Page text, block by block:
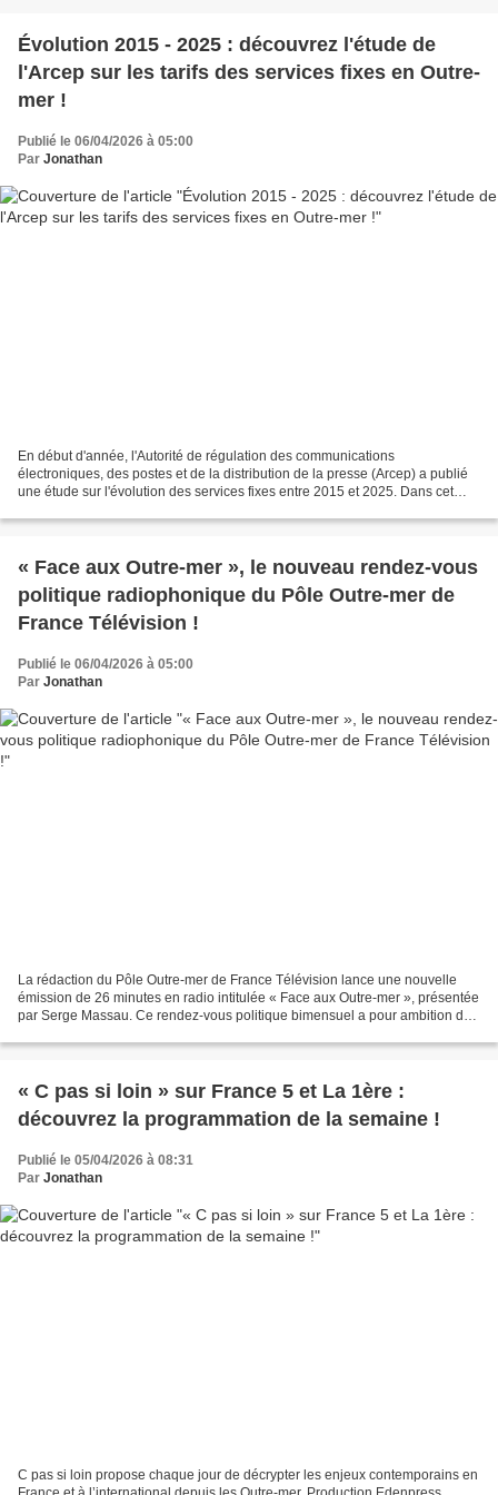
Évolution 2015 - 2025 : découvrez l'étude de
l'Arcep sur les tarifs des services fixes en Outre-
mer !
Publié le 06/04/2026 à 05:00
Par Jonathan
En début d'année, l'Autorité de régulation des communications
électroniques, des postes et de la distribution de la presse (Arcep) a publié
une étude sur l'évolution des services fixes entre 2015 et 2025. Dans cet
« Face aux Outre-mer », le nouveau rendez-vous
politique radiophonique du Pôle Outre-mer de
France Télévision !
Publié le 06/04/2026 à 05:00
Par Jonathan
La rédaction du Pôle Outre-mer de France Télévision lance une nouvelle
émission de 26 minutes en radio intitulée « Face aux Outre-mer », présentée
par Serge Massau. Ce rendez-vous politique bimensuel a pour ambition de
« C pas si loin » sur France 5 et La 1ère :
découvrez la programmation de la semaine !
Publié le 05/04/2026 à 08:31
Par Jonathan
C pas si loin propose chaque jour de décrypter les enjeux contemporains en